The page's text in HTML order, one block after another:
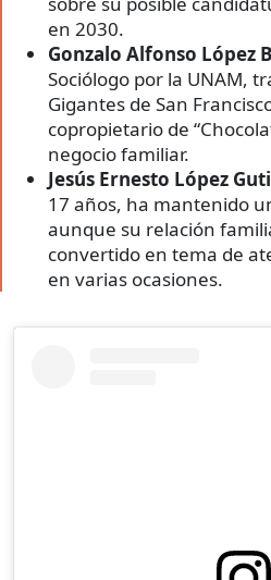
en 2030.
Gonzalo Alfonso López
Sociólogo por la UNAM,
Gigantes de San
copropietario de
negocio familiar.
Jesús Ernesto López
17 años, ha mantenido
aunque su relación
convertido en tema de
en varias ocasiones.